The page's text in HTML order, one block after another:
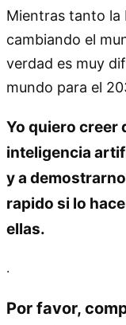
Mientras tanto la
cambiando el
verdad es muy
mundo para el
Yo quiero creer
inteligencia
y a
rapido si lo
ellas.
.
Por favor,